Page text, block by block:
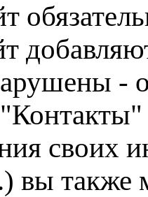
-
своих
вы также